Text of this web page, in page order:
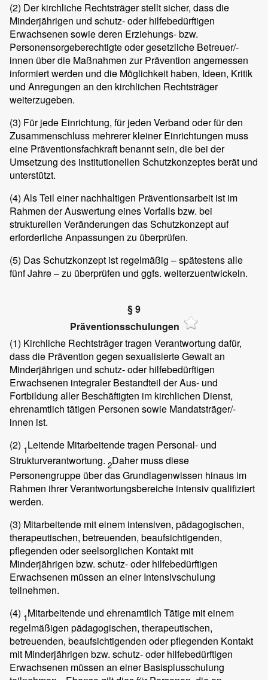
(2) Der kirchliche Rechtsträger stellt sicher, dass die
Minderjährigen und schutz- oder hilfebedürftigen
Erwachsenen sowie deren Erziehungs- bzw.
Personensorgeberechtigte oder gesetzliche Betreuer/-
innen über die Maßnahmen zur Prävention angemessen
informiert werden und die Möglichkeit haben, Ideen, Kritik
und Anregungen an den kirchlichen Rechtsträger
weiterzugeben.
(3) Für jede Einrichtung, für jeden Verband oder für den
Zusammenschluss mehrerer kleiner Einrichtungen muss
eine Präventionsfachkraft benannt sein, die bei der
Umsetzung des institutionellen Schutzkonzeptes berät und
unterstützt.
(4) Als Teil einer nachhaltigen Präventionsarbeit ist im
Rahmen der Auswertung eines Vorfalls bzw. bei
strukturellen Veränderungen das Schutzkonzept auf
erforderliche Anpassungen zu überprüfen.
(5) Das Schutzkonzept ist regelmäßig – spätestens alle
fünf Jahre – zu überprüfen und ggfs. weiterzuentwickeln.
§ 9
Präventionsschulungen
(1) Kirchliche Rechtsträger tragen Verantwortung dafür,
dass die Prävention gegen sexualisierte Gewalt an
Minderjährigen und schutz- oder hilfebedürftigen
Erwachsenen integraler Bestandteil der Aus- und
Fortbildung aller Beschäftigten im kirchlichen Dienst,
ehrenamtlich tätigen Personen sowie Mandatsträger/-
innen ist.
(2) 1Leitende Mitarbeitende tragen Personal- und
Strukturverantwortung. 2Daher muss diese
Personengruppe über das Grundlagenwissen hinaus im
Rahmen ihrer Verantwortungsbereiche intensiv qualifiziert
werden.
(3) Mitarbeitende mit einem intensiven, pädagogischen,
therapeutischen, betreuenden, beaufsichtigenden,
pflegenden oder seelsorglichen Kontakt mit
Minderjährigen bzw. schutz- oder hilfebedürftigen
Erwachsenen müssen an einer Intensivschulung
teilnehmen.
(4) 1Mitarbeitende und ehrenamtlich Tätige mit einem
regelmäßigen pädagogischen, therapeutischen,
betreuenden, beaufsichtigenden oder pflegenden Kontakt
mit Minderjährigen bzw. schutz- oder hilfebedürftigen
Erwachsenen müssen an einer Basisplusschulung